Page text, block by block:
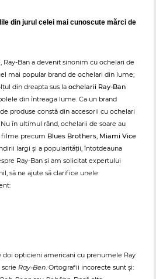
din jurul celei mai cunoscute mărci de
Ray-Ban a devenit sinonim cu ochelari de
mai popular brand de ochelari din lume;
din dreapta sus la ochelarii Ray-Ban
din întreaga lume. Ca un brand
produse constă din accesorii cu ochelari
în ultimul rând, ochelarii de soare au
filme precum Blues Brothers, Miami Vice
largi și a popularității, întotdeauna
Ray-Ban și am solicitat expertului
să ne ajute să clarifice unele
doi opticieni americani cu prenumele Ray
Ray-Ben. Ortografii incorecte sunt și: